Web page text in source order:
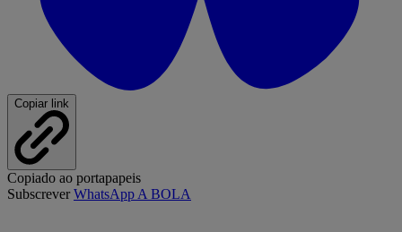
Copiar link
Copiado ao portapapeis
SubscreverWhatsApp A BOLA